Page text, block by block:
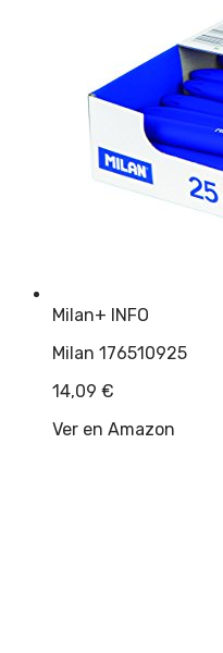
Milan+ INFO
Milan 176510925
14,09 €
Ver en Amazon